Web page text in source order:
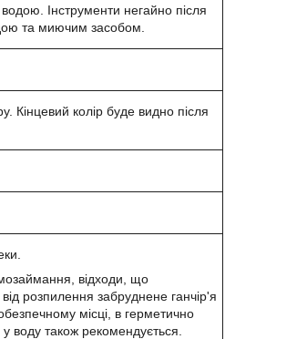
Інструменти негайно після
та миючим засобом.
Кінцевий колір буде видно після
відходи, що
розпилення забруднене ганчір'я
місці, в герметично
воду також рекомендується.